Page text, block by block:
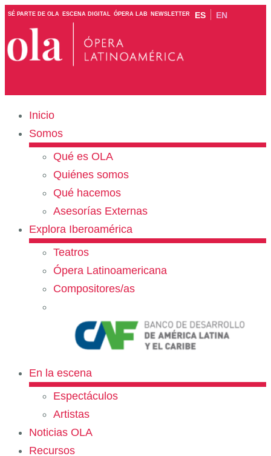
SÉ PARTE DE OLA ESCENA DIGITAL ÓPERA LAB NEWSLETTER ES EN
Inicio
Somos
Qué es OLA
Quiénes somos
Qué hacemos
Asesorías Externas
Explora Iberoamérica
Teatros
Ópera Latinoamericana
Compositores/as
En la escena
Espectáculos
Artistas
Noticias OLA
Recursos